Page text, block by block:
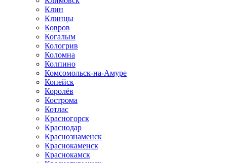
Клин
Клинцы
Ковров
Когалым
Кологрив
Коломна
Колпино
Комсомольск-на-Амуре
Копейск
Королёв
Кострома
Котлас
Красногорск
Краснодар
Краснознаменск
Краснокаменск
Краснокамск